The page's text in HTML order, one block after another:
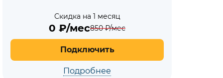
Скидка на 1 месяц
0 ₽/мес850₽/мес
Подключить
Подробнее